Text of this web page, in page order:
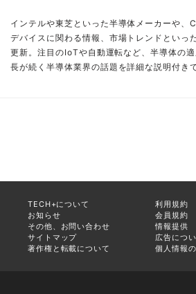
インテルや東芝といった半導体メーカーや、
デバイスに関わる情報、市場トレンドといっ
更新。注目のIoTや自動運転など、半導体の
長が続く半導体業界の話題を詳細な説明付き
TECH+について
利用規約
お知らせ
会員規約
その他、お問い合わせ
情報提供
サイトマップ
広告につ
著作権と転載について
個人情報